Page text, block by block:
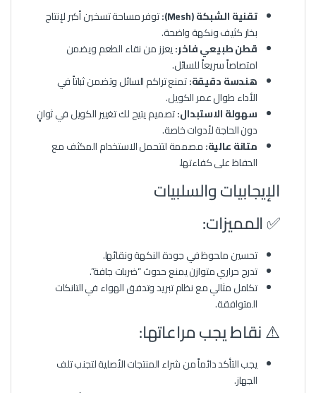
تقنية الشبكة (Mesh):
توفر مساحة تسخين أكبر لإنتاج
بخار كثيف ونكهة واضحة.
قطن طبيعي فاخر:يعزز من نقاء الطعم ويضمن
امتصاصاً سريعاً للسائل.
هندسة دقيقة:تمنع تراكم السائل وتضمن ثباتاً في
الأداء طوال عمر الكويل.
سهولة الاستبدال:تصميم يتيح لك تغيير الكويل في ثوانٍ
دون الحاجة لأدوات خاصة.
متانة عالية:مصممة لتتحمل الاستخدام المكثف مع
الحفاظ على كفاءتها.
الإيجابيات والسلبيات
✅ المميزات:
تحسين ملحوظ في جودة النكهة ونقائها.
تدرج حراري متوازن يمنع حدوث “ضربات جافة”.
تكامل مثالي مع نظام تبريد وتدفق الهواء في التانكات
المتوافقة.
⚠️ نقاط يجب مراعاتها:
يجب التأكد دائماً من شراء المنتجات الأصلية لتجنب تلف
الجهاز.